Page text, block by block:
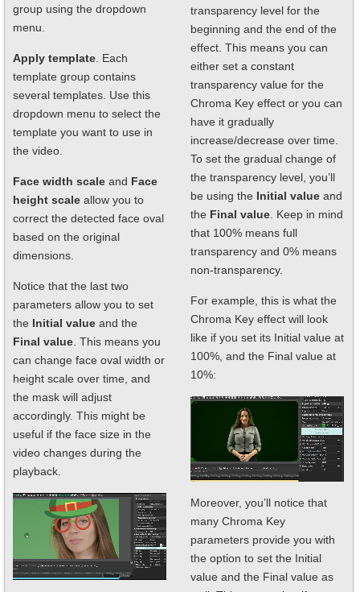
group using the dropdown
menu.
Apply template. Each
template group contains
several templates. Use this
dropdown menu to select the
template you want to use in
the video.
Face width scale and Face
height scale allow you to
correct the detected face oval
based on the original
dimensions.
Notice that the last two
parameters allow you to set
the Initial value and the
Final value. This means you
can change face oval width or
height scale over time, and
the mask will adjust
accordingly. This might be
useful if the face size in the
video changes during the
playback.
transparency level for the
beginning and the end of the
effect. This means you can
either set a constant
transparency value for the
Chroma Key effect or you can
have it gradually
increase/decrease over time.
To set the gradual change of
the transparency level, you’ll
be using the Initial value and
the Final value. Keep in mind
that 100% means full
transparency and 0% means
non-transparency.
For example, this is what the
Chroma Key effect will look
like if you set its Initial value at
100%, and the Final value at
10%:
Moreover, you’ll notice that
many Chroma Key
parameters provide you with
the option to set the Initial
value and the Final value as